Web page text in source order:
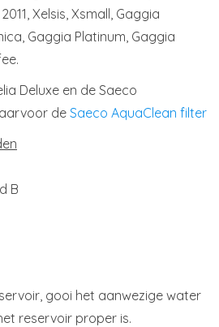
Xelsis, Xsmall, Gaggia
Gaggia Platinum, Gaggia
Deluxe en de Saeco
de Saeco AquaClean filter
B
gooi het aanwezige water
reservoir proper is.